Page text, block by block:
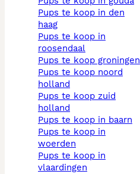
pups te koop in den
haag
pups te koop in
roosendaal
pups te koop groningen
pups te koop noord
holland
pups te koop zuid
holland
pups te koop in baarn
pups te koop in
woerden
pups te koop in
vlaardingen